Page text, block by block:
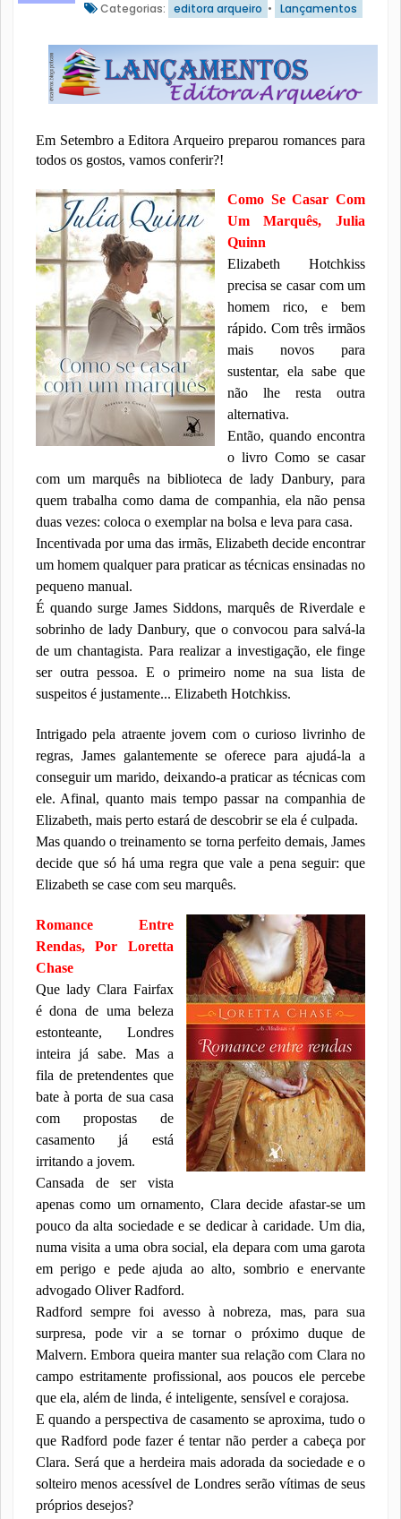
Categorias: editora arqueiro • Lançamentos
Em Setembro a Editora Arqueiro preparou romances para
todos os gostos, vamos conferir?!
Como Se Casar Com
Um Marquês, Julia
Quinn
Elizabeth Hotchkiss
precisa se casar com um
homem rico, e bem
rápido. Com três irmãos
mais novos para
sustentar, ela sabe que
não lhe resta outra
alternativa.
Então, quando encontra
o livro Como se casar
com um marquês na biblioteca de lady Danbury, para
quem trabalha como dama de companhia, ela não pensa
duas vezes: coloca o exemplar na bolsa e leva para casa.
Incentivada por uma das irmãs, Elizabeth decide encontrar
um homem qualquer para praticar as técnicas ensinadas no
pequeno manual.
É quando surge James Siddons, marquês de Riverdale e
sobrinho de lady Danbury, que o convocou para salvá-la
de um chantagista. Para realizar a investigação, ele finge
ser outra pessoa. E o primeiro nome na sua lista de
suspeitos é justamente... Elizabeth Hotchkiss.
Intrigado pela atraente jovem com o curioso livrinho de
regras, James galantemente se oferece para ajudá-la a
conseguir um marido, deixando-a praticar as técnicas com
ele. Afinal, quanto mais tempo passar na companhia de
Elizabeth, mais perto estará de descobrir se ela é culpada.
Mas quando o treinamento se torna perfeito demais, James
decide que só há uma regra que vale a pena seguir: que
Elizabeth se case com seu marquês.
Romance Entre
Rendas, Por Loretta
Chase
Que lady Clara Fairfax
é dona de uma beleza
estonteante, Londres
inteira já sabe. Mas a
fila de pretendentes que
bate à porta de sua casa
com propostas de
casamento já está
irritando a jovem.
Cansada de ser vista
apenas como um ornamento, Clara decide afastar-se um
pouco da alta sociedade e se dedicar à caridade. Um dia,
numa visita a uma obra social, ela depara com uma garota
em perigo e pede ajuda ao alto, sombrio e enervante
advogado Oliver Radford.
Radford sempre foi avesso à nobreza, mas, para sua
surpresa, pode vir a se tornar o próximo duque de
Malvern. Embora queira manter sua relação com Clara no
campo estritamente profissional, aos poucos ele percebe
que ela, além de linda, é inteligente, sensível e corajosa.
E quando a perspectiva de casamento se aproxima, tudo o
que Radford pode fazer é tentar não perder a cabeça por
Clara. Será que a herdeira mais adorada da sociedade e o
solteiro menos acessível de Londres serão vítimas de seus
próprios desejos?